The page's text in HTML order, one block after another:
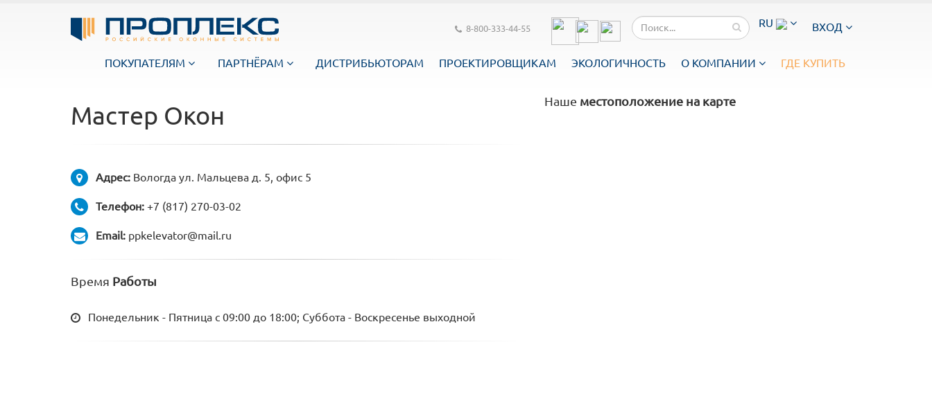
RU ВХОД
8-800-333-44-55
ПОКУПАТЕЛЯМ ПАРТНЁРАМ ДИСТРИБЬЮТОРАМ ПРОЕКТИРОВЩИКАМ ЭКОЛОГИЧНОСТЬ О КОМПАНИИ ГДЕ КУПИТЬ
Мастер Окон
Адрес: Вологда ул. Мальцева д. 5, офис 5
Телефон: +7 (817) 270-03-02
Email: ppkelevator@mail.ru
Время Работы
Понедельник - Пятница с 09:00 до 18:00; Суббота - Воскресенье выходной
Наше местоположение на карте